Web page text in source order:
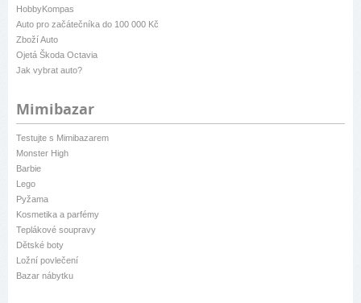
HobbyKompas
Auto pro začátečníka do 100 000 Kč
Zboží Auto
Ojetá Škoda Octavia
Jak vybrat auto?
Mimibazar
Testujte s Mimibazarem
Monster High
Barbie
Lego
Pyžama
Kosmetika a parfémy
Teplákové soupravy
Dětské boty
Ložní povlečení
Bazar nábytku